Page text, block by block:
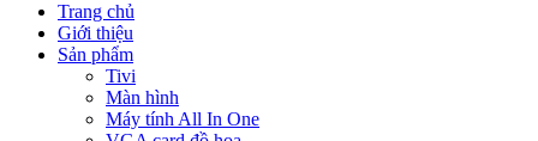
Trang chủ
Giới thiệu
Sản phẩm
Tivi
Màn hình
Máy tính All In One